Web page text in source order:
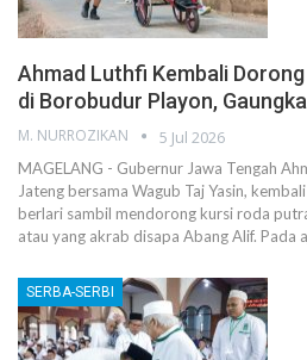
Ahmad Luthfi Kembali
di Borobudur Playon,
M. NURROZIKAN 5 Jul 2026
MAGELANG - Gubernur Jawa Tengah
Jateng bersama Wagub Taj Yasin,
berlari sambil mendorong kursi roda
atau yang akrab disapa Abang Alif. Pada
SERBA-SERBI